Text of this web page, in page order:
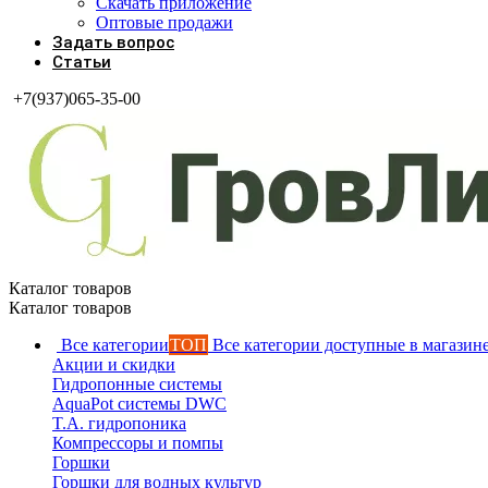
Оптовые продажи
Задать вопрос
Статьи
+7(937)065-35-00
Каталог товаров
Каталог товаров
Все категорииТОП Все категории доступные в
Акции и скидки
Гидропонные системы
AquaPot системы DWC
T.A. гидропоника
Компрессоры и помпы
Горшки
Горшки для водных культур